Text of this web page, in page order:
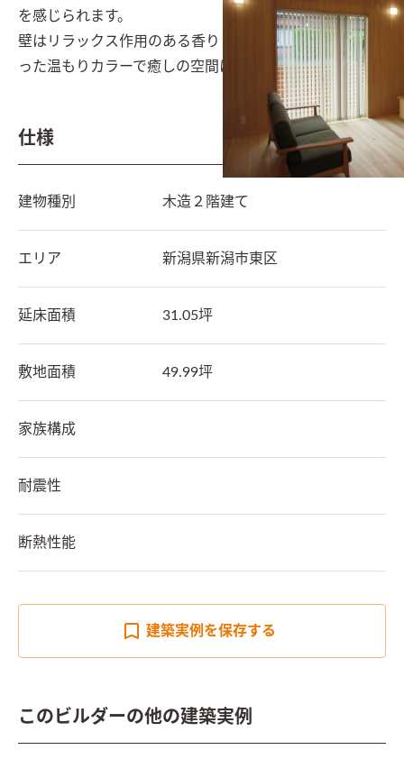
を感じられます。
壁はリラックス作用のある香りと、ほんのりピンクがか
った温もりカラーで癒しの空間に。
仕様
建物種別 木造２階建て
エリア 新潟県新潟市東区
延床面積 31.05坪
敷地面積 49.99坪
家族構成
耐震性
断熱性能
建築実例を保存する
このビルダーの他の建築実例